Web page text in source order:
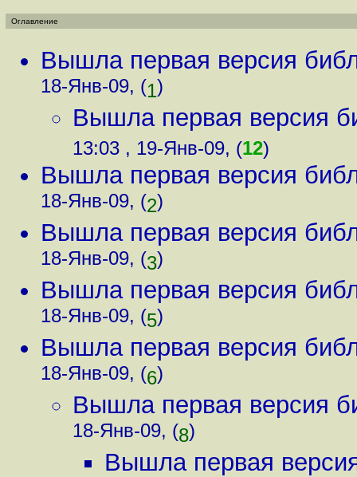
Оглавление
Вышла первая версия
18-Янв-09, (1)
Вышла первая версия
13:03 , 19-Янв-09, (12)
Вышла первая версия
18-Янв-09, (2)
Вышла первая версия
18-Янв-09, (3)
Вышла первая версия
18-Янв-09, (5)
Вышла первая версия
18-Янв-09, (6)
Вышла первая версия
18-Янв-09, (8)
Вышла первая